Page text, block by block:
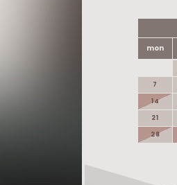
mon
7
14
21
28